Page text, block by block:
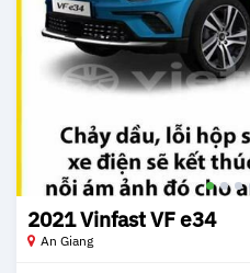
2021 Vinfast VF e34
An Giang